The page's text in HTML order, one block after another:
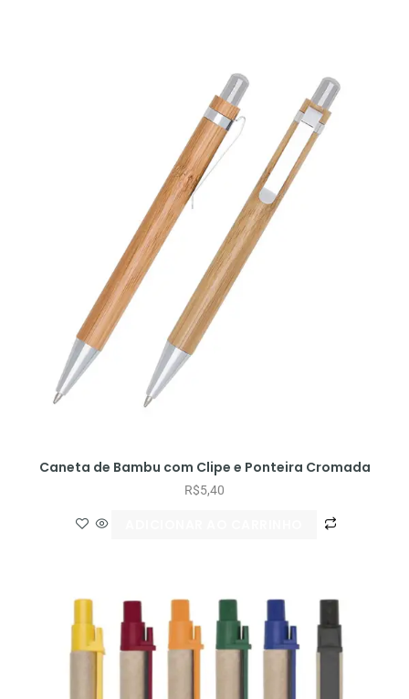
Caneta de Bambu com Clipe e Ponteira Cromada
R$5,40